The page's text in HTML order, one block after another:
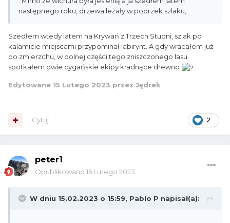
następnego roku, drzewa leżały w poprzek szlaku,
Szedłem wtedy latem na Krywań z Trzech Studni, szlak po
kalamicie miejscami przypominał labirynt. A gdy wracałem już
po zmierzchu, w dolnej części tego zniszczonego lasu
spotkałem dwie cygańskie ekipy kradnące drewno
Edytowane 15 Lutego 2023 przez Jędrek
2
Cytuj
peter1
Opublikowano 15 Lutego 2023
W dniu 15.02.2023 o 15:59, Pablo P napisał(a):